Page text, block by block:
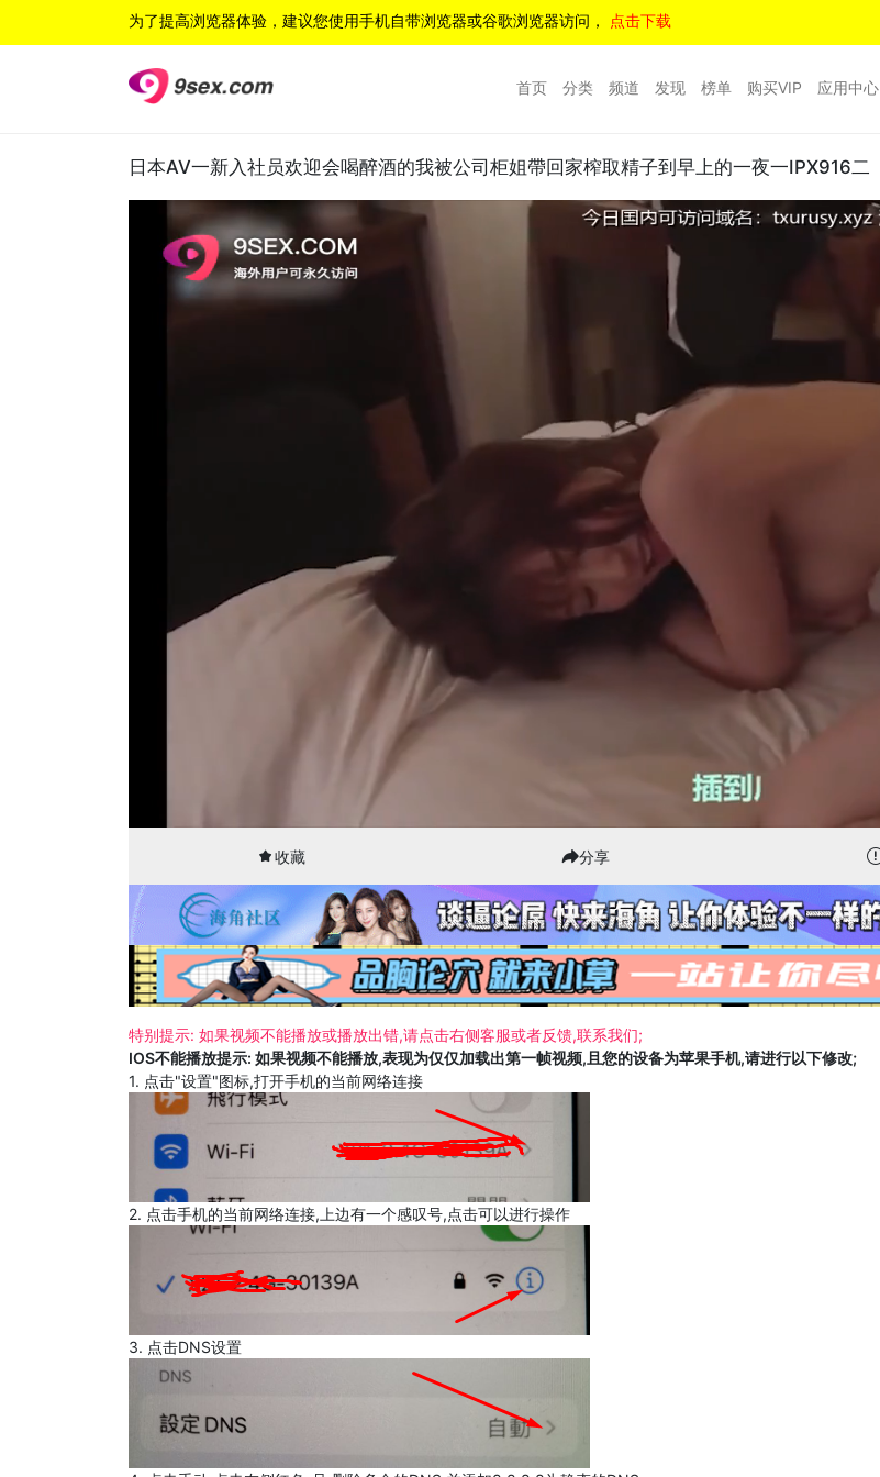
为了提高浏览器体验，建议您使用手机自带浏览器或谷歌浏览器访问， 点击下载
首页 分类 频道 发现 榜单 购买VIP 应用中心
日本AV一新入社员欢迎会喝醉酒的我被公司柜姐帶回家榨取精子到早上的一夜一IPX916二
00:15
收藏 分享
特别提示: 如果视频不能播放或播放出错,请点击右侧客服或者反馈,联系我们;
IOS不能播放提示: 如果视频不能播放,表现为仅仅加载出第一帧视频,且您的设备为苹果手机,请进行以下修改;
1. 点击"设置"图标,打开手机的当前网络连接
2. 点击手机的当前网络连接,上边有一个感叹号,点击可以进行操作
3. 点击DNS设置